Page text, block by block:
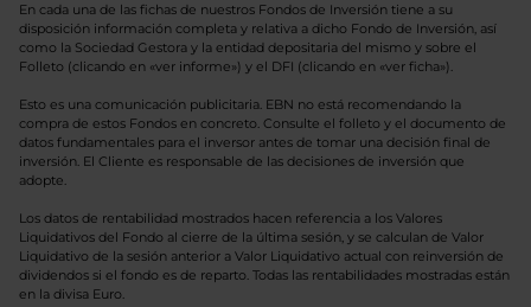
En cada una de las fichas de nuestros Fondos de Inversión tiene a su
disposición información completa y relativa a dicho Fondo de Inversión, así
como la Sociedad Gestora y la entidad depositaria del mismo y sobre el
Folleto (clicando en «ver informe») y el DFI (clicando en «ver ficha»).
Esto es una comunicación publicitaria. EBN no está recomendando la
compra de estos Fondos en concreto. Consulte el folleto y el documento de
datos fundamentales para el inversor antes de tomar una decisión final de
inversión. El Cliente es responsable de las decisiones de inversión que
adopte.
Los datos de rentabilidad mostrados hacen referencia a los Valores
Liquidativos del Fondo al cierre de la última sesión, y se calculan de Valor
Liquidativo de la sesión anterior a Valor Liquidativo actual con reinversión de
dividendos si el fondo es de reparto. Todas las rentabilidades mostradas están
en la divisa Euro.